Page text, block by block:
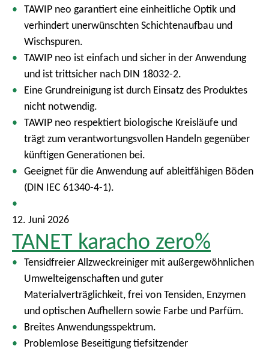
TAWIP neo garantiert eine einheitliche Optik und
verhindert unerwünschten Schichtenaufbau und
Wischspuren.
TAWIP neo ist einfach und sicher in der Anwendung
und ist trittsicher nach DIN 18032-2.
Eine Grundreinigung ist durch Einsatz des Produktes
nicht notwendig.
TAWIP neo respektiert biologische Kreisläufe und
trägt zum verantwortungsvollen Handeln gegenüber
künftigen Generationen bei.
Geeignet für die Anwendung auf ableitfähigen Böden
(DIN IEC 61340-4-1).
12. Juni 2026
TANET karacho zero%
Tensidfreier Allzweckreiniger mit außergewöhnlichen
Umwelteigenschaften und guter
Materialverträglichkeit, frei von Tensiden, Enzymen
und optischen Aufhellern sowie Farbe und Parfüm.
Breites Anwendungsspektrum.
Problemlose Beseitigung tiefsitzender